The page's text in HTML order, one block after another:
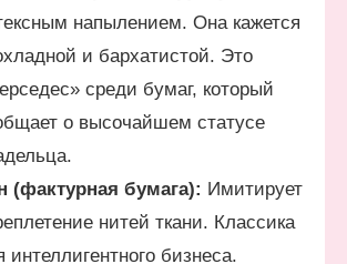
напылением. Она кажется
и бархатистой. Это
среди бумаг, который
о высочайшем статусе
(фактурная бумага): Имитирует
нитей ткани. Классика
интеллигентного бизнеса.